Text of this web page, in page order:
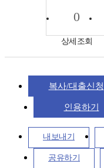
0
상세조회
복사/대출신청
인용하기
내보내기
공유하기